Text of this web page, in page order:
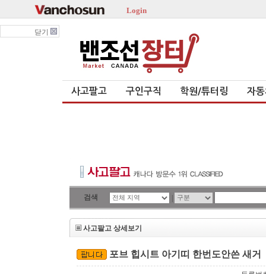
Login
닫기
사고팔고 구인구직 학원/튜터링 자
검색 |
사고팔고 상세보기
포브 힙시트 아기띠 한번도안쓴 새거